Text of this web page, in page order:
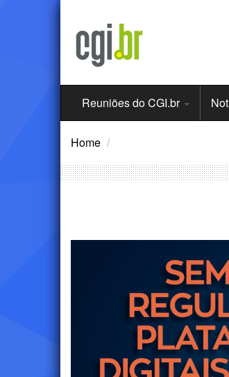
Ir
conteúdo
Menu
Reuniões do CGI.br
Home